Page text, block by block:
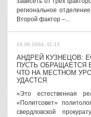
региональное
Второй фактор –...
16.06.2004, 11:15
АНДРЕЙ КУЗНЕЦОВ:
ПУСТЬ
ЧТО НА МЕСТНОМ
УДАСТСЯ
«Это естественная
«Политсовет»
свердловской